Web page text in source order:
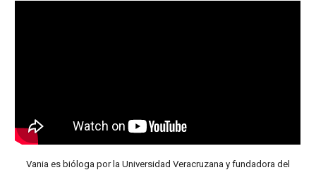
Vania es bióloga por la Universidad Veracruzana y fundadora del